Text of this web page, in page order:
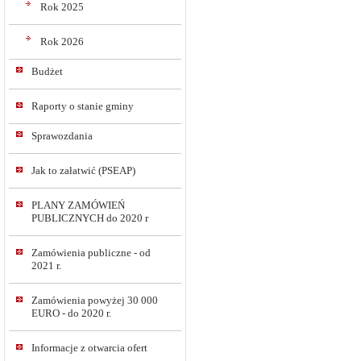
Rok 2025
Rok 2026
Budżet
Raporty o stanie gminy
Sprawozdania
Jak to załatwić (PSEAP)
PLANY ZAMÓWIEŃ
PUBLICZNYCH do 2020 r
Zamówienia publiczne - od
2021 r.
Zamówienia powyżej 30 000
EURO - do 2020 r.
Informacje z otwarcia ofert